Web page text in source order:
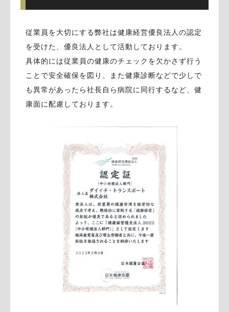
従業員を大切にする弊社は健康経営優良法人の認定
を受けた、優良法人として活動しております。
具体的には従業員の健康のチェックを欠かさず行う
ことで安全確保を図り、また健康診断などで少しで
も異常があったら社長自ら病院に同行するなど、健
康面に配慮しております。